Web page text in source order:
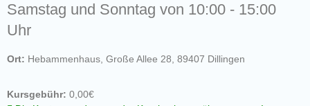
Samstag und Sonntag von 10:00 - 15:00
Uhr
Ort: Hebammenhaus, Große Allee 28, 89407 Dillingen
Kursgebühr: 0,00€